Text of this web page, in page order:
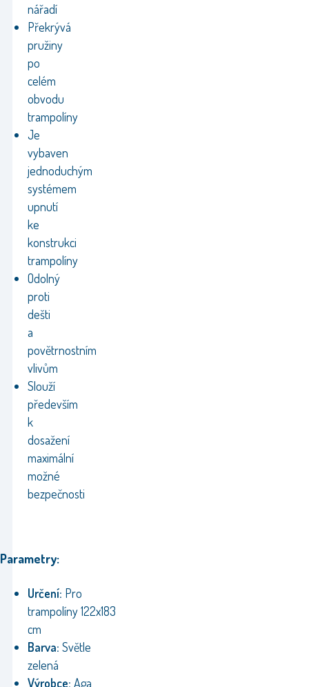
nářadí
Překrývá
pružiny
po
celém
obvodu
trampolíny
Je
vybaven
jednoduchým
systémem
upnutí
ke
konstrukci
trampolíny
Odolný
proti
dešti
a
povětrnostním
vlivům
Slouží
především
k
dosažení
maximální
možné
bezpečnosti
Parametry:
Určení: Pro
trampolíny 122x183
cm
Barva: Světle
zelená
Výrobce: Aga